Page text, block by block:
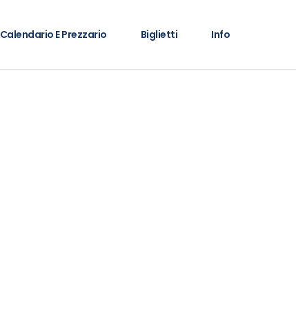
Calendario E Prezzario Biglietti Info